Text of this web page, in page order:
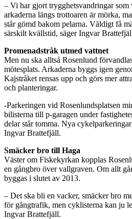
– Vi har gjort trygghetsvandringar
arkaderna längs trottoaren är mörka,
står gömd bakom pelarna. Väldigt få
särskilt kvällstid, säger Ingvar
Promenadstråk utmed vattnet
Men nu ska alltså Rosenlund
mötesplats. Arkaderna byggs igen
Kajstråket rensas upp och görs mer
och planteringar.
-Parkeringen vid Rosenlundsplatsen
bilisterna till p-garagen under
delar står tomma. Nya
Ingvar Brattefjäll.
Smäcker bro till Haga
Väster om Fiskekyrkan kopplas
en gångbro över vallgraven. Om allt
byggas i slutet av 2013.
– Det ska bli en vacker, smäcker bro
för gångtrafik, men cyklisterna kan ju
Ingvar Brattefjäll.